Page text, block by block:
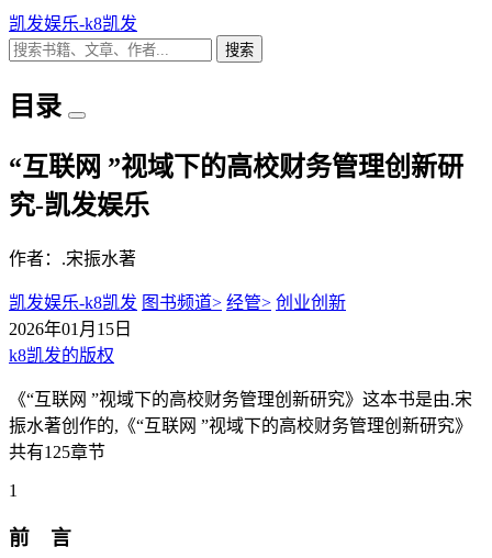
凯发娱乐-k8凯发
搜索
目录
“互联网 ”视域下的高校财务管理创新研
究-凯发娱乐
作者：.宋振水著
凯发娱乐-k8凯发 图书频道> 经管> 创业创新
2026年01月15日
k8凯发的版权
《“互联网 ”视域下的高校财务管理创新研究》这本书是由.宋
振水著创作的,《“互联网 ”视域下的高校财务管理创新研究》
共有125章节
1
前 言